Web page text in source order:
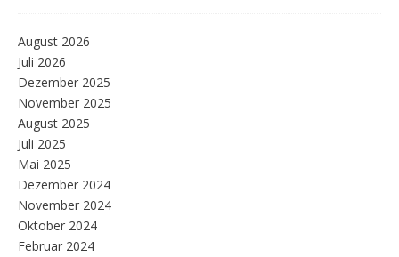
August 2026
Juli 2026
Dezember 2025
November 2025
August 2025
Juli 2025
Mai 2025
Dezember 2024
November 2024
Oktober 2024
Februar 2024